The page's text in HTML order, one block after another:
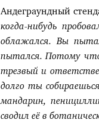
Андеграундный
когда-нибудь
облажался. Вы
пытался. Потому
трезвый и
долго ты
мандарин,
сводил её в